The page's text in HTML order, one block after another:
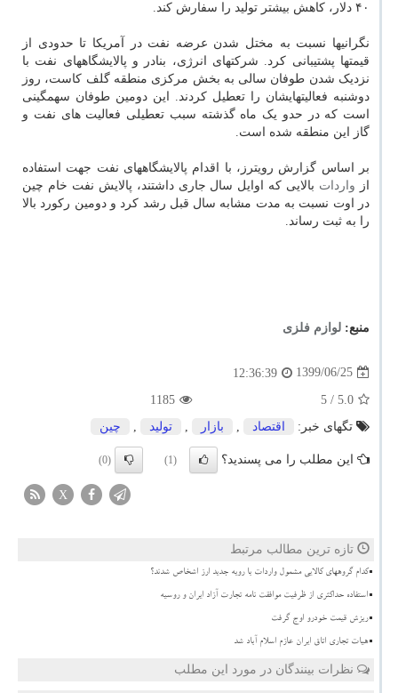
۴۰ دلار، کاهش بیشتر تولید را سفارش کند.
نگرانیها نسبت به مختل شدن عرضه نفت در آمریکا تا حدودی از
قیمتها پشتیبانی کرد. شرکتهای انرژی، بنادر و پالایشگاههای نفت با
نزدیک شدن طوفان سالی به بخش مرکزی منطقه گلف کاست، روز
دوشنبه فعالیتهایشان را تعطیل کردند. این دومین طوفان سهمگینی
است که در حدو یک ماه گذشته سبب تعطیلی فعالیت های نفت و
گاز این منطقه شده است.
بر اساس گزارش رویترز، با اقدام پالایشگاههای نفت جهت استفاده
از واردات بالایی که اوایل سال جاری داشتند، پالایش نفت خام چین
در اوت نسبت به مدت مشابه سال قبل رشد کرد و دومین رکورد بالا
را به ثبت رساند.
منبع: لوازم فلزی
1399/06/25
12:36:39
5.0
/ 5
1185
تگهای خبر:
اقتصاد , بازار , تولید , چین
این مطلب را می پسندید؟ (1)
(0)
X
تازه ترین مطالب مرتبط
کدام گروههای کالایی مشمول واردات با رویه جدید ارز اشخاص شدند؟
استفاده حداکثری از ظرفیت موافقت نامه تجارت آزاد ایران و روسیه
ریزش قیمت خودرو اوج گرفت
هیات تجاری اتاق ایران عازم اسلام آباد شد
نظرات بینندگان در مورد این مطلب